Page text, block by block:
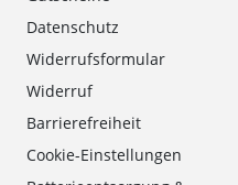
Datenschutz
Widerrufsformular
Widerruf
Barrierefreiheit
Cookie-Einstellungen